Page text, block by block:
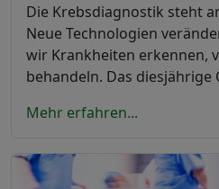
Die Krebsdiagnostik steht
Neue Technologien
wir Krankheiten erkennen,
behandeln. Das diesjährige
Mehr erfahren...